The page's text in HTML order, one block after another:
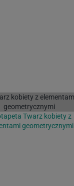
Twarz kobiety z
geometrycznymi